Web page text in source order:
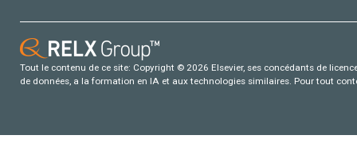
Tout le contenu de ce site: Copyright © 2026 Elsevier, ses concédants de
de données, a la formation en IA et aux technologies similaires. Pour tout